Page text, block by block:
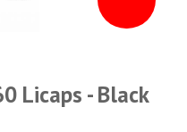
Licaps - Black